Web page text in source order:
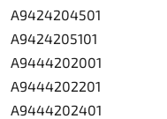
A9424204501
A9424205101
A9444202001
A9444202201
A9444202401